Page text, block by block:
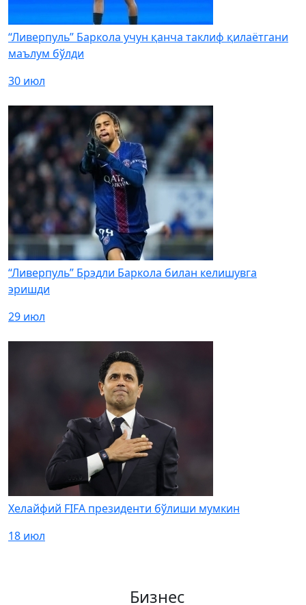
“Ливерпуль” Баркола учун қанча таклиф қилаётгани
маълум бўлди
30 июл
“Ливерпуль” Брэдли Баркола билан келишувга
эришди
29 июл
Хелайфий FIFA президенти бўлиши мумкин
18 июл
Бизнес